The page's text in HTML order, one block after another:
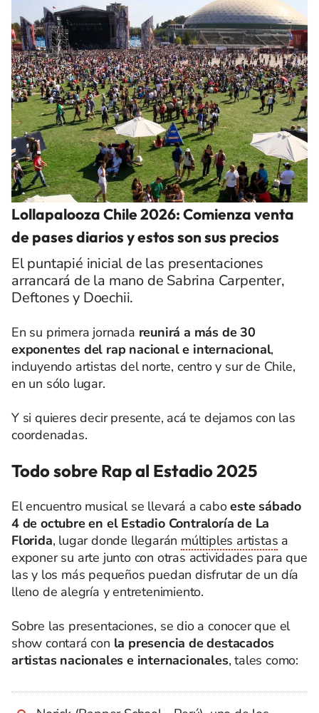
Lollapalooza Chile 2026: Comienza venta
de pases diarios y estos son sus precios
El puntapié inicial de las presentaciones
arrancará de la mano de Sabrina Carpenter,
Deftones y Doechii.
En su primera jornada reunirá a más de 30
exponentes del rap nacional e internacional,
incluyendo artistas del norte, centro y sur de Chile,
en un sólo lugar.
Y si quieres decir presente, acá te dejamos con las
coordenadas.
Todo sobre Rap al Estadio 2025
El encuentro musical se llevará a caboeste sábado
4 de octubre en el Estadio Contraloría de La
Florida, lugar donde llegarán múltiples artistas a
exponer su arte junto con otras actividades para que
las y los más pequeños puedan disfrutar de un día
lleno de alegría y entretenimiento.
Sobre las presentaciones, se dio a conocer que el
show contará con la presencia de destacados
artistas nacionales e internacionales, tales como: